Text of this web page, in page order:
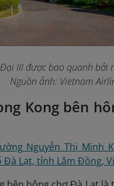
III được bao quanh bởi
Nguồn ảnh: Vietnam
Kong bên
Nguyễn Thị Minh
Lạt, tỉnh Lâm Đồng,